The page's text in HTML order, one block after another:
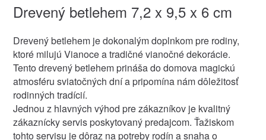
Drevený betlehem 7,2 x 9,5 x 6 cm
Drevený betlehem je dokonalým doplnkom pre rodiny,
ktoré milujú Vianoce a tradičné vianočné dekorácie.
Tento drevený betlehem prináša do domova magickú
atmosféru sviatočných dní a pripomína nám dôležitosť
rodinných tradícií.
Jednou z hlavných výhod pre zákazníkov je kvalitný
zákaznícky servis poskytovaný predajcom. Ťažiskom
tohto servisu je dôraz na potreby rodín a snaha o